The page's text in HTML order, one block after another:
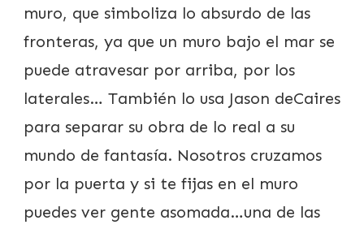
muro, que simboliza lo absurdo de las
fronteras, ya que un muro bajo el mar se
puede atravesar por arriba, por los
laterales… También lo usa Jason deCaires
para separar su obra de lo real a su
mundo de fantasía. Nosotros cruzamos
por la puerta y si te fijas en el muro
puedes ver gente asomada…una de las